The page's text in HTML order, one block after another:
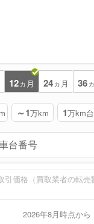
12ヵ月 24ヵ月 36
～1万km 1万km台
引価格（買取業者の転
2026年8月時点から